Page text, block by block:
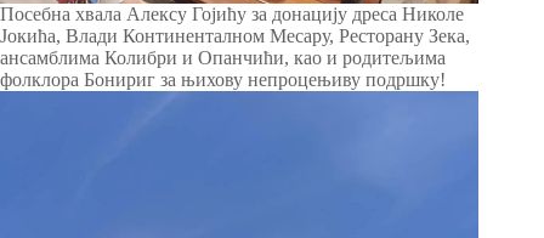
Посебна хвала Алексу Гојићу за донацију дреса Николе
Јокића, Влади Континенталном Месару, Ресторану Зека,
ансамблима Колибри и Опанчићи, као и родитељима
фолклора Бонириг за њихову непроцењиву подршку!